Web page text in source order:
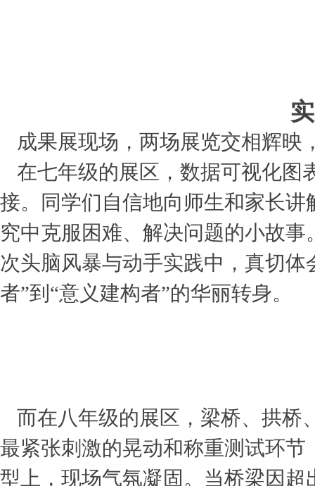
成果展现场，两场展览交相辉映
在七年级的展区，数据可视化图
接。同学们自信地向师生和家长
究中克服困难、解决问题的小故
次头脑风暴与动手实践中，真切
者”到“意义建构者”的华丽转身。
而在八年级的展区，梁桥、拱
最紧张刺激的晃动和称重测试环
型上，现场气氛凝固。当桥梁因